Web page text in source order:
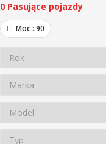
0 Pasujące pojazdy
Moc : 90